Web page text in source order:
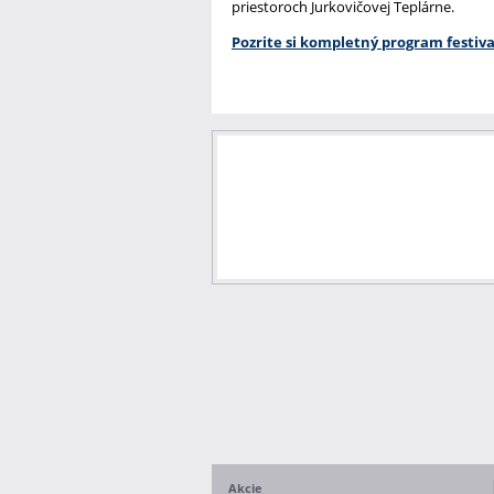
priestoroch Jurkovičovej Teplárne.
Pozrite si kompletný program
Akcie